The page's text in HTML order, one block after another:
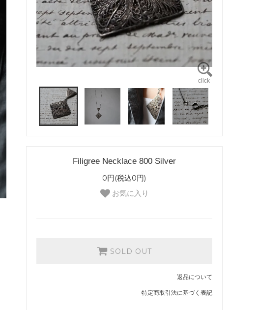
Filigree Necklace 800 Silver
0円(税込0円)
お気に入り
SOLD OUT
返品について
特定商取引法に基づく表記